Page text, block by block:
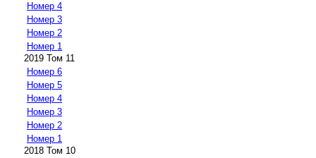
Номер 4
Номер 3
Номер 2
Номер 1
2019 Том 11
Номер 6
Номер 5
Номер 4
Номер 3
Номер 2
Номер 1
2018 Том 10